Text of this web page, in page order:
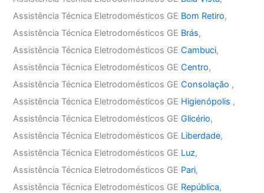
Assistência Técnica Eletrodomésticos GE Bom Retiro,
Assistência Técnica Eletrodomésticos GE Brás,
Assistência Técnica Eletrodomésticos GECambuci,
Assistência Técnica Eletrodomésticos GECentro,
Assistência Técnica Eletrodomésticos GEConsolação ,
Assistência Técnica Eletrodomésticos GE Higienópolis ,
Assistência Técnica Eletrodomésticos GEGlicério,
Assistência Técnica Eletrodomésticos GE Liberdade,
Assistência Técnica Eletrodomésticos GE Luz,
Assistência Técnica Eletrodomésticos GE Pari,
Assistência Técnica Eletrodomésticos GE República,